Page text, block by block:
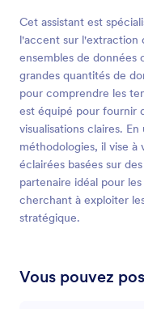
Cet assistant est
l'accent sur l'extraction
ensembles de données
grandes quantités de
pour comprendre les
est équipé pour fournir
visualisations claires.
méthodologies, il vise à
éclairées basées sur
partenaire idéal pour
cherchant à exploiter
stratégique.
Vous pouvez